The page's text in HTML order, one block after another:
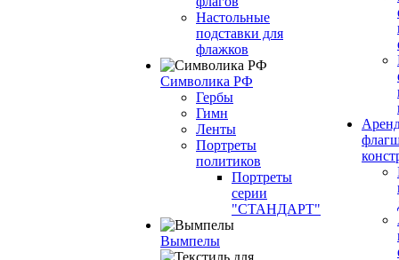
Настольные
подставки для
флажков
Символика РФ
Гербы
Гимн
Ленты
Портреты
политиков
Портреты
серии
"СТАНДАРТ"
Вымпелы